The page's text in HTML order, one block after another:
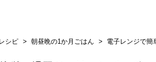
レシピ 朝昼晩の1か月ごはん 電子レンジで簡